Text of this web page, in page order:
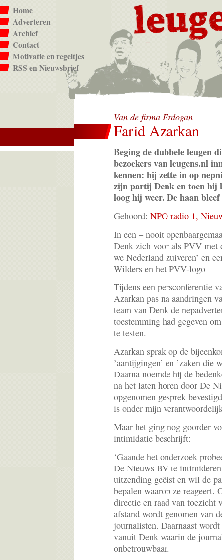
Home
Adverteren
Archief
Contact
Motivatie en regeltjes
RSS en Nieuwsbrief
Van de firma Erdogan
Farid Azarkan
Beging de dubbele leugen
bezoekers van leugens.nl
kennen: hij zette in op
zijn partij Denk en toen hij
loog hij weer. De haan
Gehoord: NPO radio 1,
In een – nooit
Denk zich voor als PVV met
we Nederland zuiveren’ en
Wilders en het PVV-logo
Tijdens een persconferentie
Azarkan pas na aandringen
team van Denk de
toestemming had gegeven
te testen.
Azarkan sprak op de
’aantijgingen’ en ’zaken die
Daarna noemde hij de
na het laten horen door De
opgenomen gesprek
is onder mijn
Maar het ging nog goorder
intimidatie beschrijft:
‘Gaande het onderzoek
De Nieuws BV te
uitzending geëist en wil de
bepalen waarop ze reageert.
directie en raad van
afstand wordt genomen van
journalisten. Daarnaast
vanuit Denk waarin de
onbetrouwbaar.